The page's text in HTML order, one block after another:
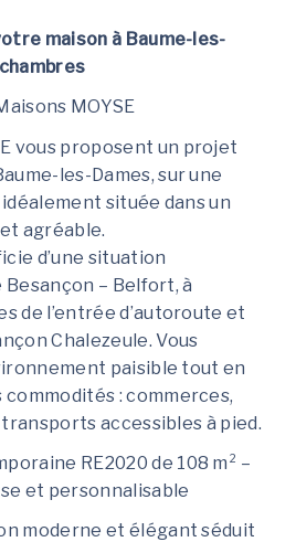
maison à Baume-les-
MOYSE
vous proposent un projet
les-Dames, sur une
située dans un
agréable.
d’une situation
Besançon – Belfort, à
de l’entrée d’autoroute et
Chalezeule. Vous
paisible tout en
: commerces,
accessibles à pied.
RE2020 de 108 m² –
et personnalisable
moderne et élégant séduit